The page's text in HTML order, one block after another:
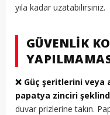
yıla kadar uzatabilirsiniz.
GÜVENLIK
❌ Güç şeritlerini veya
papatya zinciri
duvar prizlerine takın.